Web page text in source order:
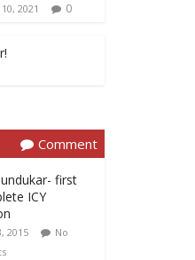
2021 0
Comment
first
ICY
2015
No